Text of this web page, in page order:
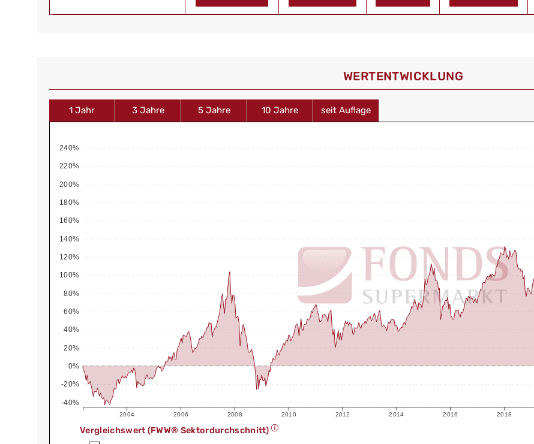
WERT­ENTWICKLUNG
1 Jahr 3 Jahre 5 Jahre 10 Jahre seit Auflage
2004 2006 2008 2010 2012 2014 2016 2018
-40%
-20%
0%
20%
40%
60%
80%
100%
120%
140%
160%
180%
200%
220%
240%
Vergleichswert (FWW® Sektordurchschnitt)